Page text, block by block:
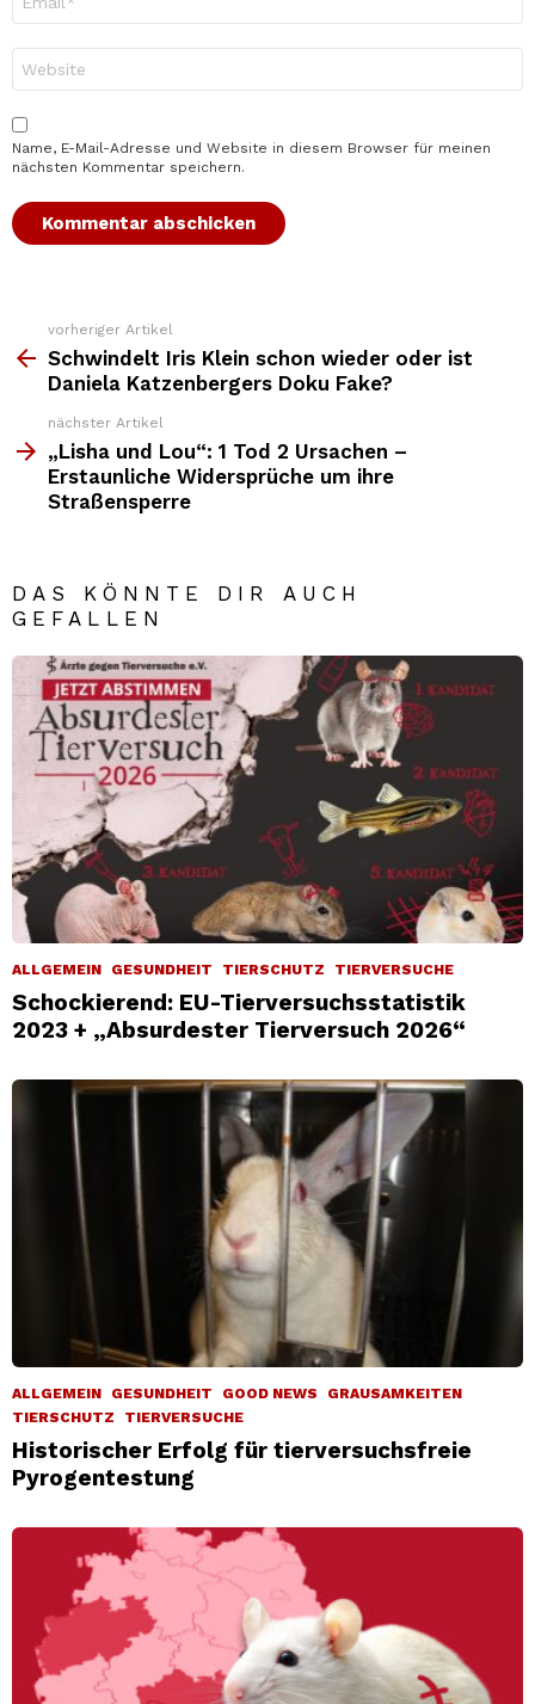
Mail-
Adresse
*
Name, E-Mail-Adresse und Website in diesem Browser für meinen
nächsten Kommentar speichern.
Weitere
Top
News
vorheriger Artikel
Schwindelt Iris Klein schon wieder oder ist
Daniela Katzenbergers Doku Fake?
nächster Artikel
„Lisha und Lou“: 1 Tod 2 Ursachen –
Erstaunliche Widersprüche um ihre
Straßensperre
DAS KÖNNTE DIR AUCH
GEFALLEN
ALLGEMEIN GESUNDHEIT TIERSCHUTZ TIERVERSUCHE
Schockierend: EU-Tierversuchsstatistik
2023 + „Absurdester Tierversuch 2026“
ALLGEMEIN GESUNDHEIT GOOD NEWS
GRAUSAMKEITEN
TIERSCHUTZ
TIERVERSUCHE
Historischer Erfolg für tierversuchsfreie
Pyrogentestung